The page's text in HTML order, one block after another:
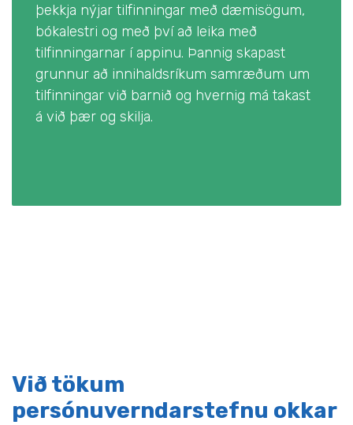
þekkja nýjar tilfinningar með dæmisögum,
bókalestri og með því að leika með
tilfinningarnar í appinu. Þannig skapast
grunnur að innihaldsríkum samræðum um
tilfinningar við barnið og hvernig má takast
á við þær og skilja.
Við tökum
persónuverndarstefnu okkar